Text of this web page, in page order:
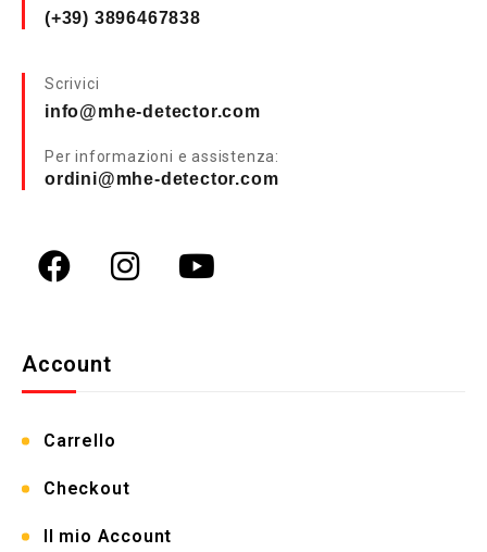
(+39) 3896467838
Scrivici
info@mhe-detector.com
Per informazioni e assistenza:
ordini@mhe-detector.com
Account
Carrello
Checkout
Il mio Account